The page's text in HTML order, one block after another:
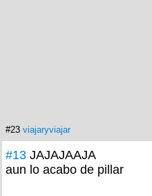
#23 viajaryviajar
#13 JAJAJAAJA
aun lo acabo de pillar